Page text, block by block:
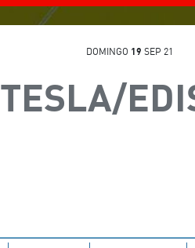
DOMINGO 19 SEP 21
TESLA/